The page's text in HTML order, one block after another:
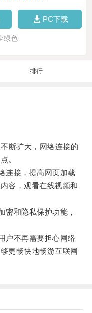
PC下载
绿色
排行
断扩大，网络连接的
。
接，提高网页加载
容，观看在线视频和
和隐私保护功能，
不再需要担心网络
更畅快地畅游互联网